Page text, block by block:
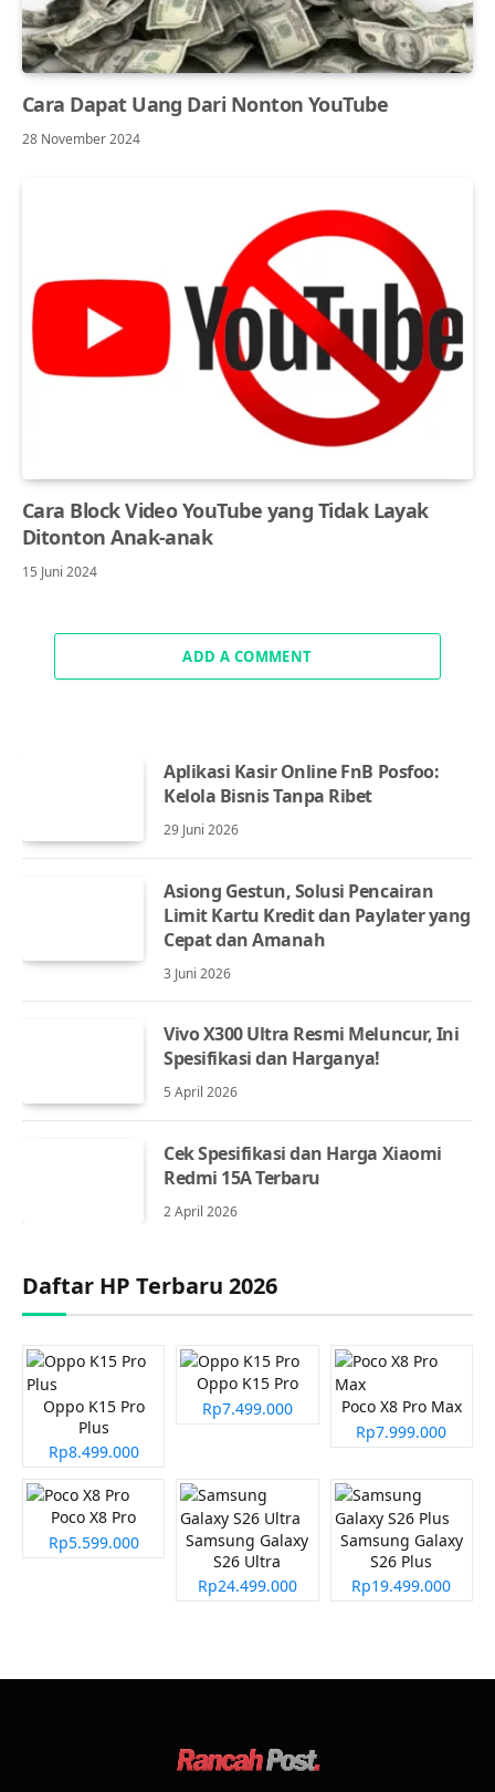
Cara Dapat Uang Dari Nonton YouTube
28 November 2024
Cara Block Video YouTube yang Tidak Layak
Ditonton Anak-anak
15 Juni 2024
ADD A COMMENT
Aplikasi Kasir Online FnB Posfoo:
Kelola Bisnis Tanpa Ribet
29 Juni 2026
Asiong Gestun, Solusi Pencairan
Limit Kartu Kredit dan Paylater yang
Cepat dan Amanah
3 Juni 2026
Vivo X300 Ultra Resmi Meluncur, Ini
Spesifikasi dan Harganya!
5 April 2026
Cek Spesifikasi dan Harga Xiaomi
Redmi 15A Terbaru
2 April 2026
Daftar HP Terbaru 2026
Oppo K15 Pro
Plus
Rp8.499.000
Oppo K15 Pro
Rp7.499.000
Poco X8 Pro Max
Rp7.999.000
Poco X8 Pro
Rp5.599.000
Samsung Galaxy
S26 Ultra
Rp24.499.000
Samsung Galaxy
S26 Plus
Rp19.499.000